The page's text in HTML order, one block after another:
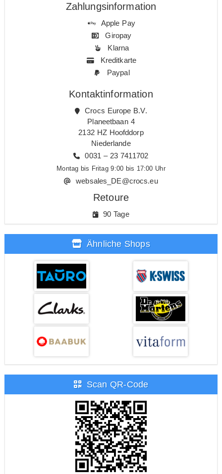
Zahlungsinformation
Apple Pay
Giropay
Klarna
Kreditkarte
Paypal
Kontaktinformation
Crocs Europe B.V.
Planeetbaan 4
2132 HZ Hoofddorp
Niederlande
0031 – 23 7411702
Montag bis Fritag 9:00 bis 17:00 Uhr
websales_DE@crocs.eu
Retoure
90 Tage
Ähnliche Shops
Scan QR-Code